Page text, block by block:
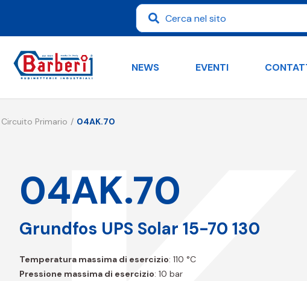
NEWS EVENTI
Primario 04AK.70
04AK.70
Grundfos UPS Solar 15-70 130
Temperatura massima di esercizio: 110 °C
Pressione massima di esercizio: 10 bar